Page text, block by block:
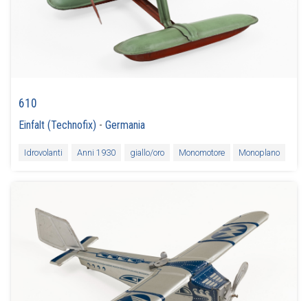
610
Einfalt (Technofix) -Germania
Idrovolanti Anni 1930 giallo/oro Monomotore Monoplano